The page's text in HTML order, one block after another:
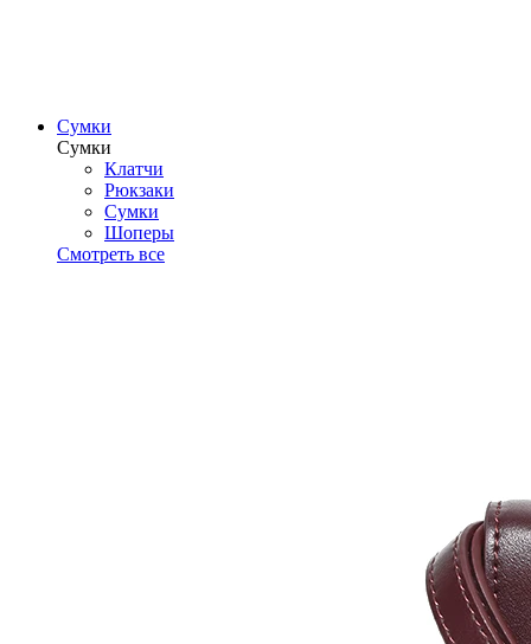
Сумки
Сумки
Клатчи
Рюкзаки
Сумки
Шоперы
Смотреть все